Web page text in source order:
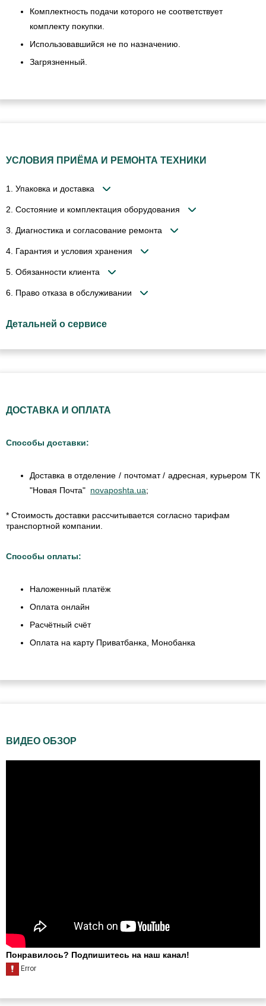
Комплектность подачи которого не соответствует
комплекту покупки.
Использовавшийся не по назначению.
Загрязненный.
УСЛОВИЯ ПРИЁМА И РЕМОНТА ТЕХНИКИ
1. Упаковка и доставка
2. Состояние и комплектация оборудования
3. Диагностика и согласование ремонта
4. Гарантия и условия хранения
5. Обязанности клиента
6. Право отказа в обслуживании
Детальней о сервисе
ДОСТАВКА И ОПЛАТА
Способы доставки:
Доставка в отделение / почтомат / адресная, курьером ТК
"Новая Почта" novaposhta.ua;
* Стоимость доставки рассчитывается согласно тарифам
транспортной компании.
Способы оплаты:
Наложенный платёж
Оплата онлайн
Расчётный счёт
Оплата на карту Приватбанка, Монобанка
ВИДЕО ОБЗОР
Понравилось? Подпишитесь на наш канал!